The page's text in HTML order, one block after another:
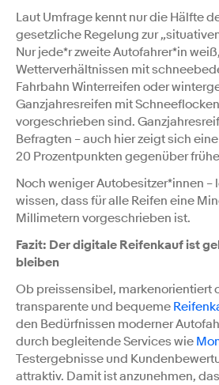
Laut Umfrage kennt nur die Hälfte
gesetzliche Regelung zur
Nur jede*r zweite Autofahrer*in
Wetterverhältnissen mit
Fahrbahn Winterreifen oder
Ganzjahresreifen mit
vorgeschrieben sind.
Befragten – auch hier zeigt sich
20 Prozentpunkten gegenüber
Noch weniger Autobesitzer*innen –
wissen, dass für alle Reifen eine
Millimetern vorgeschrieben ist.
Fazit: Der digitale Reifenkauf ist
bleiben
Ob preissensibel, markenorientiert
transparente und bequeme
den Bedürfnissen moderner
durch begleitende Services wie
Testergebnisse und
attraktiv. Damit ist anzunehmen,